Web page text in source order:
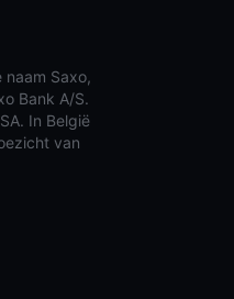
naam Saxo,
Bank A/S.
In België
van